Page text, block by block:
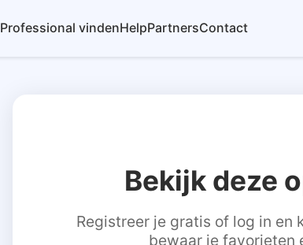
Professional vindenHelpPartnersContact
Bekijk deze
Registreer je gratis of log in
bewaar je favorieten